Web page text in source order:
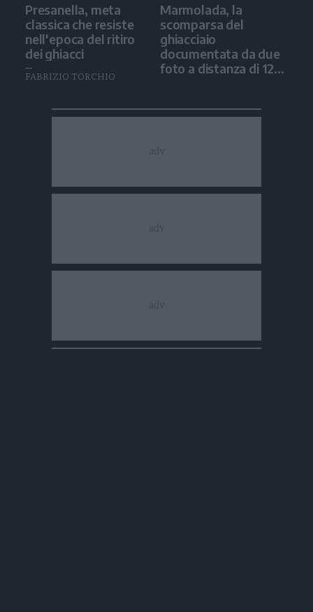
Presanella, meta
classica che resiste
nell'epoca del ritiro
dei ghiacci
FABRIZIO TORCHIO
Marmolada, la
scomparsa del
ghiacciaio
documentata da due
foto a distanza di 12